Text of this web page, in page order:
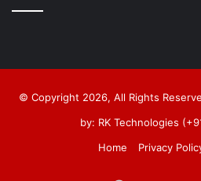
© Copyright 2026, All Rights
by: RK Technologies
Home
Privacy